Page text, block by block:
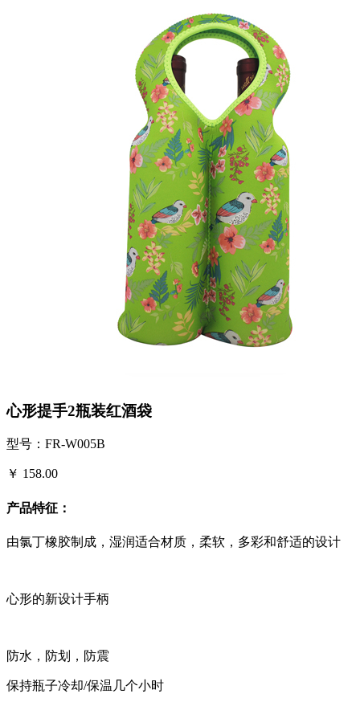
心形提手2瓶装红酒袋
型号：FR-W005B
￥ 158.00
产品特征：
由氯丁橡胶制成，湿润适合材质，柔软，多彩和舒适的设计
心形的新设计手柄
防水，防划，防震
保持瓶子冷却/保温几个小时